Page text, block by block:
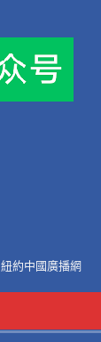
紐約中國廣播網